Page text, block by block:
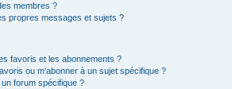
membres ?
propres messages et sujets ?
favoris et les abonnements ?
ou m’abonner à un sujet spécifique ?
forum spécifique ?